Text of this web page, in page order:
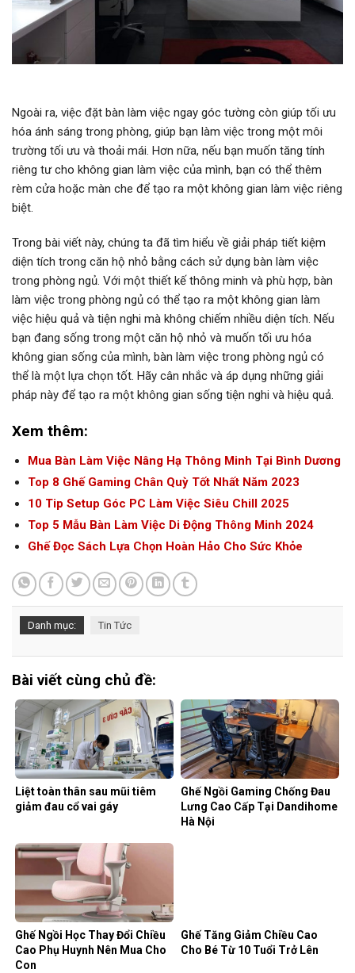
Ngoài ra, việc đặt bàn làm việc ngay góc tường còn giúp tối ưu
hóa ánh sáng trong phòng, giúp bạn làm việc trong một môi
trường tối ưu và thoải mái. Hơn nữa, nếu bạn muốn tăng tính
riêng tư cho không gian làm việc của mình, bạn có thể thêm
rèm cửa hoặc màn che để tạo ra một không gian làm việc riêng
biệt.
Trong bài viết này, chúng ta đã tìm hiểu về giải pháp tiết kiệm
diện tích trong căn hộ nhỏ bằng cách sử dụng bàn làm việc
trong phòng ngủ. Với một thiết kế thông minh và phù hợp, bàn
làm việc trong phòng ngủ có thể tạo ra một không gian làm
việc hiệu quả và tiện nghi mà không chiếm nhiều diện tích. Nếu
bạn đang sống trong một căn hộ nhỏ và muốn tối ưu hóa
không gian sống của mình, bàn làm việc trong phòng ngủ có
thể là một lựa chọn tốt. Hãy cân nhắc và áp dụng những giải
pháp này để tạo ra một không gian sống tiện nghi và hiệu quả.
Xem thêm:
Mua Bàn Làm Việc Nâng Hạ Thông Minh Tại Bình Dương
Top 8 Ghế Gaming Chân Quỳ Tốt Nhất Năm 2023
10 Tip Setup Góc PC Làm Việc Siêu Chill 2025
Top 5 Mẫu Bàn Làm Việc Di Động Thông Minh 2024
Ghế Đọc Sách Lựa Chọn Hoàn Hảo Cho Sức Khỏe
Danh mục: Tin Tức
Bài viết cùng chủ đề:
Liệt toàn thân sau mũi tiêm
giảm đau cổ vai gáy
Ghế Ngồi Gaming Chống Đau
Lưng Cao Cấp Tại Dandihome
Hà Nội
Ghế Ngồi Học Thay Đổi Chiều
Cao Phụ Huynh Nên Mua Cho
Con
Ghế Tăng Giảm Chiều Cao
Cho Bé Từ 10 Tuổi Trở Lên